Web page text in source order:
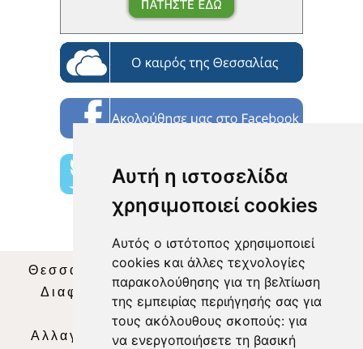
Αυτή η ιστοσελίδα
χρησιμοποιεί cookies
Αυτός ο ιστότοπος χρησιμοποιεί
cookies και άλλες τεχνολογίες
παρακολούθησης για τη βελτίωση
της εμπειρίας περιήγησής σας για
τους ακόλουθους σκοπούς: για
να ενεργοποιήσετε τη βασική
Θεσσαλία Τηλεόραση|SNG Services
Διαφήμιση
| Όροι Χρήσης |Δήλωση
Απορρήτου |
Περιεχόμενο
Αλλαγή Προτιμήσεων για τα Cookies